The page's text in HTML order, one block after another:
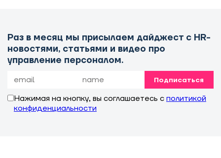
Раз в месяц мы присылаем дайджест с HR-
новостями, статьями и видео про
управление персоналом.
Подписаться
Нажимая на кнопку, вы соглашаетесь с политикой
конфиденциальности